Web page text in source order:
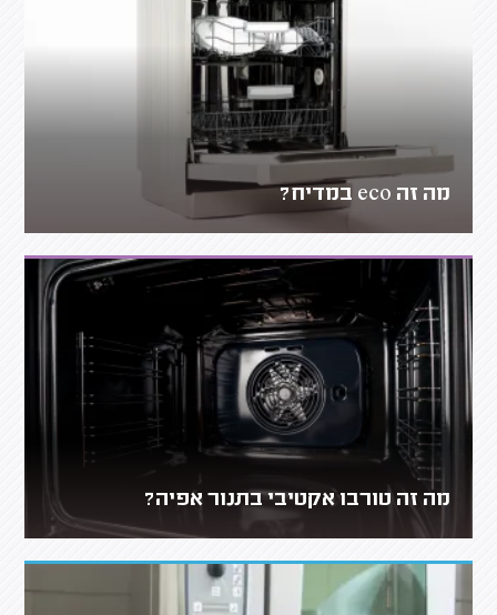
מה זה eco במדיח?
מה זה טורבו אקטיבי בתנור אפיה?